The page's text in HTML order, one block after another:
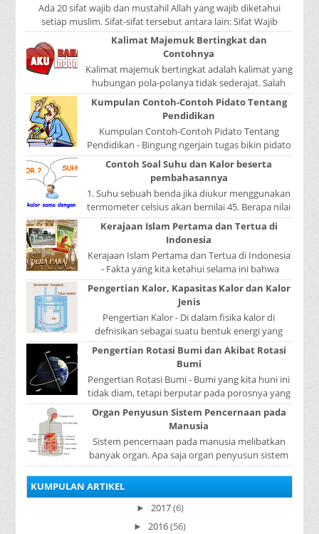
Ada 20 sifat wajib dan mustahil Allah yang wajib diketahui
setiap muslim. Sifat-sifat tersebut antara lain: Sifat Wajib
Tulisan A...
Kalimat Majemuk Bertingkat dan
Contohnya
Kalimat majemuk bertingkat adalah kalimat yang
hubungan pola-polanya tidak sederajat. Salah
satu pola menduduki sebagai induk kalimat, se...
Kumpulan Contoh-Contoh Pidato Tentang
Pendidikan
Kumpulan Contoh-Contoh Pidato Tentang
Pendidikan - Bingung ngerjain tugas bikin pidato
sekolah? Atau sedang nyari kumpulan contoh-
contoh ...
Contoh Soal Suhu dan Kalor beserta
pembahasannya
1. Suhu sebuah benda jika diukur menggunakan
termometer celsius akan bernilai 45. Berapa nilai
yang ditunjukkan oleh termometer Reamur, ...
Kerajaan Islam Pertama dan Tertua di
Indonesia
Kerajaan Islam Pertama dan Tertua di Indonesia
- Fakta yang kita ketahui selama ini bahwa
kerajaan Samudera Pasai merupakan kerajaan ...
Pengertian Kalor, Kapasitas Kalor dan Kalor
Jenis
Pengertian Kalor - Di dalam fisika kalor di
defnisikan sebagai suatu bentuk energi yang
dapat berpindah atau mengalir dari benda yang
...
Pengertian Rotasi Bumi dan Akibat Rotasi
Bumi
Pengertian Rotasi Bumi - Bumi yang kita huni ini
tidak diam, tetapi berputar pada porosnya yang
disebut rotasi bumi. Waktu yang diperlukan...
Organ Penyusun Sistem Pencernaan pada
Manusia
Sistem pencernaan pada manusia melibatkan
banyak organ. Apa saja organ penyusun sistem
pencernaan pada manusia ? Organ penyusun
KUMPULAN ARTIKEL
► 2017(6)
► 2016(56)